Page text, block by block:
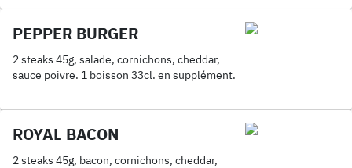
PEPPER BURGER
2 steaks 45g, salade, cornichons, cheddar,
sauce poivre. 1 boisson 33cl. en supplément.
ROYAL BACON
2 steaks 45g, bacon, cornichons, cheddar,